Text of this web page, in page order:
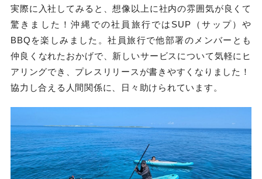
実際に入社してみると、想像以上に社内の雰囲気が良くて
驚きました！沖縄での社員旅行ではSUP（サップ）や
BBQを楽しみました。社員旅行で他部署のメンバーとも
仲良くなれたおかげで、新しいサービスについて気軽にヒ
アリングでき、プレスリリースが書きやすくなりました！
協力し合える人間関係に、日々助けられています。